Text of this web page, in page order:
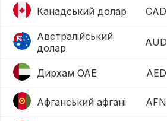
Канадський долар CAD
Австралійський
долар
AUD
Дирхам ОАЕ AED
Афганський афгані AFN